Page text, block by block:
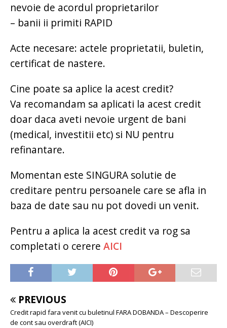
nevoie de acordul proprietarilor
– banii ii primiti RAPID
Acte necesare: actele proprietatii, buletin,
certificat de nastere.
Cine poate sa aplice la acest credit?
Va recomandam sa aplicati la acest credit
doar daca aveti nevoie urgent de bani
(medical, investitii etc) si NU pentru
refinantare.
Momentan este SINGURA solutie de
creditare pentru persoanele care se afla in
baza de date sau nu pot dovedi un venit.
Pentru a aplica la acest credit va rog sa
completati o cerere AICI
PREVIOUS
Credit rapid fara venit cu buletinul FARA DOBANDA – Descoperire
de cont sau overdraft (AICI)